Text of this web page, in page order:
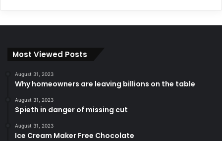
Most Viewed Posts
August 31, 2023
Why homeowners are leaving billions on the table
August 31, 2023
Spieth in danger of missing cut
August 31, 2023
Ice Cream Maker Free Chocolate